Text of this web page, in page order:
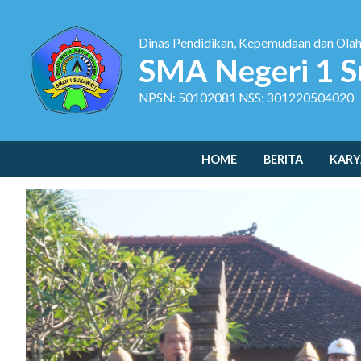
Dinas Pendidikan, Kepemudaan dan
SMA Negeri 1
NPSN: 50102081 NSS: 301220504020
HOME BERITA